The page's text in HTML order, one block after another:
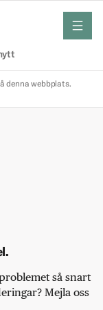
meny
denna webbplats.
så snart
Mejla oss